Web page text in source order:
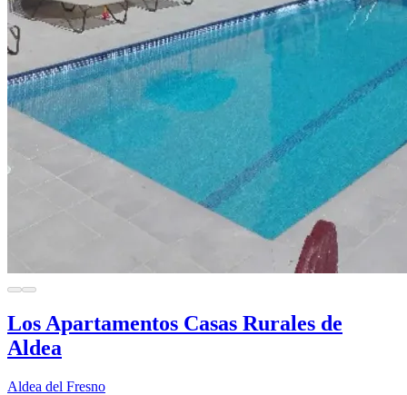
Los Apartamentos Casas Rurales de
Aldea
Aldea del Fresno